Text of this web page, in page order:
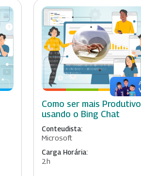
Como ser mais Produtivo
usando o Bing Chat
Conteudista:
Microsoft
Carga Horária:
2h